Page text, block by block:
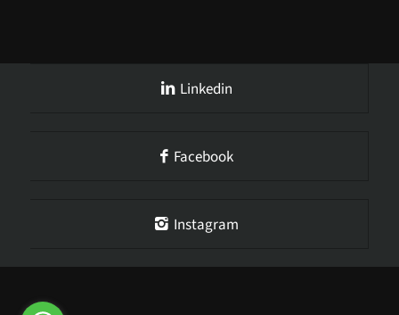
Linkedin
Facebook
Instagram